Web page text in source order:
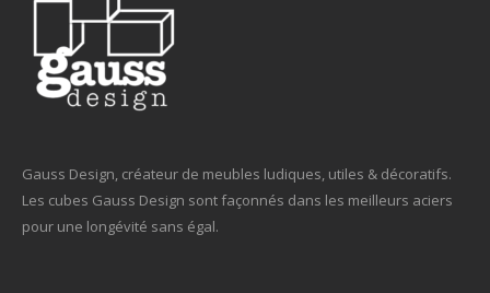
Gauss Design, créateur de meubles ludiques, utiles & décoratifs.
Les cubes Gauss Design sont façonnés dans les meilleurs aciers
pour une longévité sans égal.